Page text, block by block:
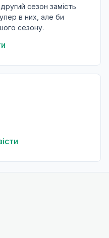
сестринськими школами
сестринськими школами
сезон замість
в них, але би
сезону.